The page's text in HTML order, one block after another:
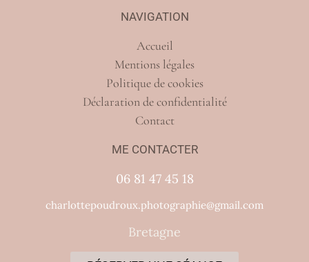
NAVIGATION
Accueil
Mentions légales
Politique de cookies
Déclaration de confidentialité
Contact
ME CONTACTER
06 81 47 45 18
charlottepoudroux.photographie@gmail.com
Bretagne